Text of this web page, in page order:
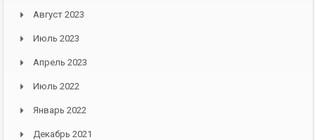
Август 2023
Июль 2023
Апрель 2023
Июль 2022
Январь 2022
Декабрь 2021